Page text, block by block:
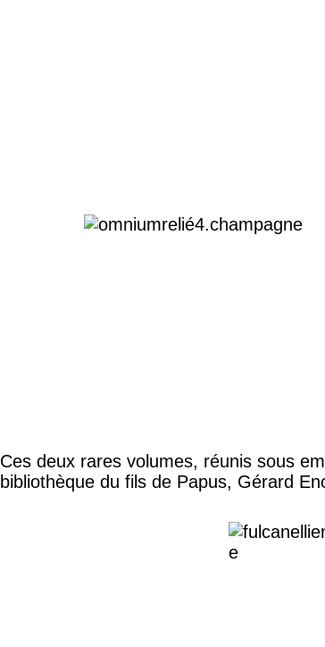
Ces deux rares volumes, réunis sous
bibliothèque du fils de Papus, Gérard